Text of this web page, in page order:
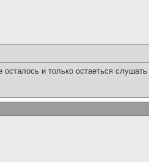
и только остаеться